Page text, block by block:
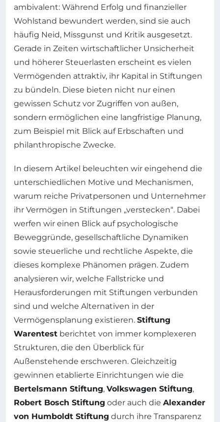
ambivalent: Während Erfolg und finanzieller
Wohlstand bewundert werden, sind sie auch
häufig Neid, Missgunst und Kritik ausgesetzt.
Gerade in Zeiten wirtschaftlicher Unsicherheit
und höherer Steuerlasten erscheint es vielen
Vermögenden attraktiv, ihr Kapital in Stiftungen
zu bündeln. Diese bieten nicht nur einen
gewissen Schutz vor Zugriffen von außen,
sondern ermöglichen eine langfristige Planung,
zum Beispiel mit Blick auf Erbschaften und
philanthropische Zwecke.
In diesem Artikel beleuchten wir eingehend die
unterschiedlichen Motive und Mechanismen,
warum reiche Privatpersonen und Unternehmer
ihr Vermögen in Stiftungen „verstecken“. Dabei
werfen wir einen Blick auf psychologische
Beweggründe, gesellschaftliche Dynamiken
sowie steuerliche und rechtliche Aspekte, die
dieses komplexe Phänomen prägen. Zudem
analysieren wir, welche Fallstricke und
Herausforderungen mit Stiftungen verbunden
sind und welche Alternativen in der
Vermögensplanung existieren. Stiftung
Warentest berichtet von immer komplexeren
Strukturen, die den Überblick für
Außenstehende erschweren. Gleichzeitig
gewinnen etablierte Einrichtungen wie die
Bertelsmann Stiftung, Volkswagen Stiftung,
Robert Bosch Stiftung oder auch die Alexander
von Humboldt Stiftung durch ihre Transparenz